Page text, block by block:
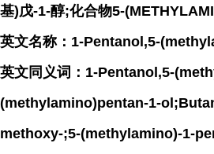
基)戊-1-醇;化合物5-
英文名称：1-Pentanol,5-
英文同义词：1-Pentanol,5-
(methylamino)pentan-1-
methoxy-;5-(methylamino)-1-